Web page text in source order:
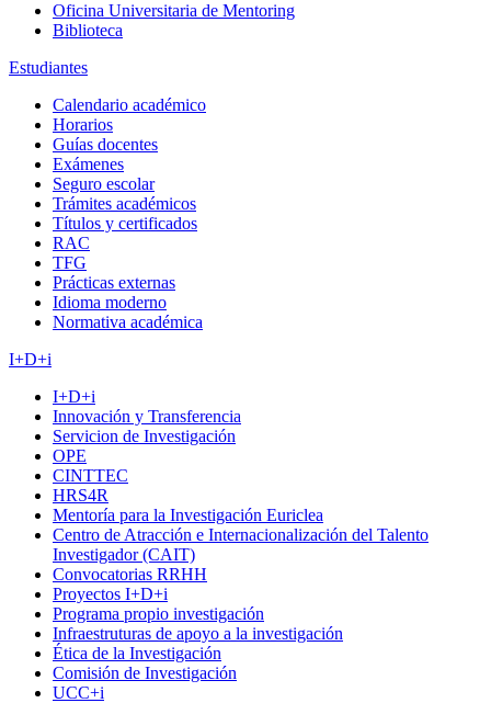
Oficina Universitaria de Mentoring
Biblioteca
Estudiantes
Calendario académico
Horarios
Guías docentes
Exámenes
Seguro escolar
Trámites académicos
Títulos y certificados
RAC
TFG
Prácticas externas
Idioma moderno
Normativa académica
I+D+i
I+D+i
Innovación y Transferencia
Servicion de Investigación
OPE
CINTTEC
HRS4R
Mentoría para la Investigación Euriclea
Centro de Atracción e Internacionalización del Talento
Investigador (CAIT)
Convocatorias RRHH
Proyectos I+D+i
Programa propio investigación
Infraestruturas de apoyo a la investigación
Ética de la Investigación
Comisión de Investigación
UCC+i